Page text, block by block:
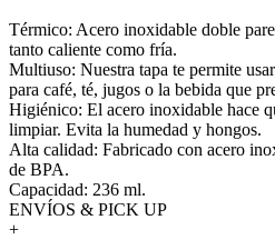
Térmico: Acero inoxidable doble
tanto caliente como fría.
Multiuso: Nuestra tapa te permite
para café, té, jugos o la bebida que
Higiénico: El acero inoxidable hace
limpiar. Evita la humedad y hongos.
Alta calidad: Fabricado con acero
de BPA.
Capacidad: 236 ml.
ENVÍOS & PICK UP
+